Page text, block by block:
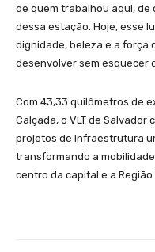
de quem trabalhou aqui, de
dessa estação. Hoje, esse
dignidade, beleza e a força
desenvolver sem esquecer
Com 43,33 quilômetros de
Calçada, o VLT de Salvador
projetos de infraestrutura
transformando a
centro da capital e a Região